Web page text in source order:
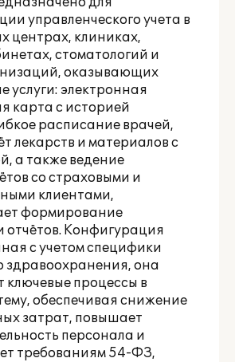
управленческого учета в
центрах, клиниках,
стоматологий и
оказывающих
услуги: электронная
карта с историей
расписание врачей,
лекарств и материалов с
а также ведение
со страховыми и
клиентами,
формирование
отчётов. Конфигурация
с учетом специфики
здравоохранения, она
ключевые процессы в
обеспечивая снижение
затрат, повышает
персонала и
требованиям 54-ФЗ,